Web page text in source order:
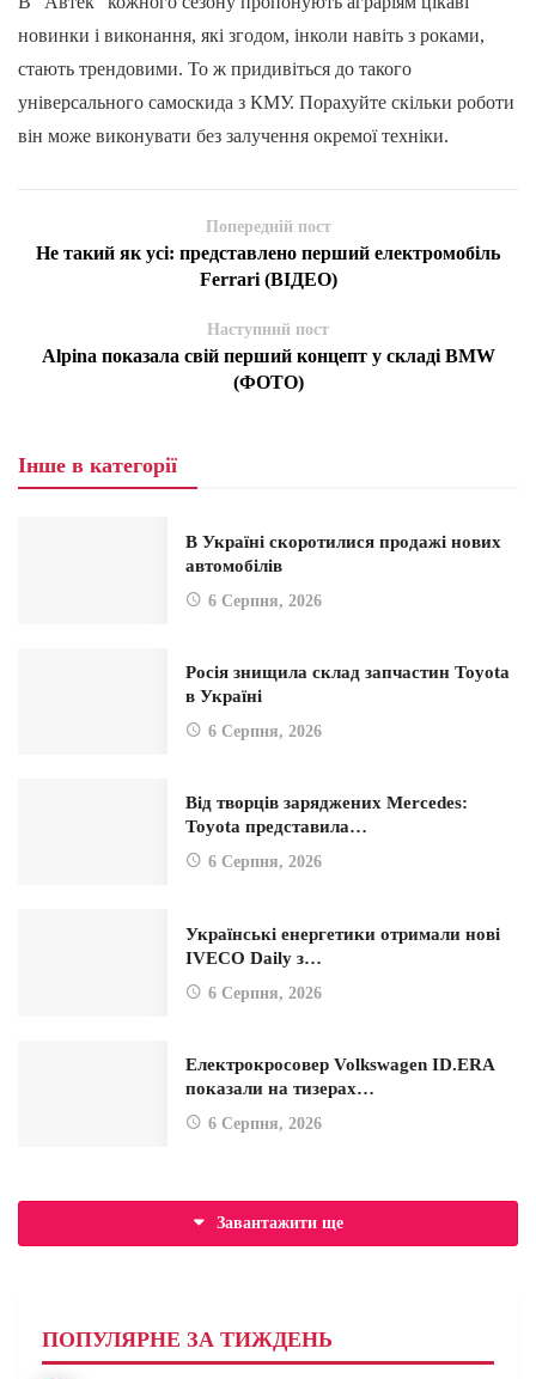
новинки і виконання, які згодом, інколи навіть з роками,
стають трендовими. То ж придивіться до такого
універсального самоскида з КМУ. Порахуйте скільки роботи
він може виконувати без залучення окремої техніки.
Попередній пост
Не такий як усі: представлено перший електромобіль
Ferrari (ВІДЕО)
Наступний пост
Alpina показала свій перший концепт у складі BMW
(ФОТО)
Інше в категорії
В Україні скоротилися продажі нових
автомобілів
6 Серпня, 2026
Росія знищила склад запчастин Toyota
в Україні
6 Серпня, 2026
Від творців заряджених Mercedes:
Toyota представила…
6 Серпня, 2026
Українські енергетики отримали нові
IVECO Daily з…
6 Серпня, 2026
Електрокросовер Volkswagen ID.ERA
показали на тизерах…
6 Серпня, 2026
Завантажити ще
ПОПУЛЯРНЕ ЗА ТИЖДЕНЬ